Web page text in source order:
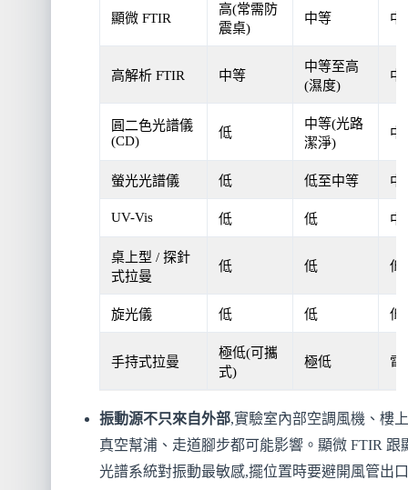
顯微 FTIR
高(常需防
震桌)
中等 中
高解析 FTIR 中等
中等至高
(濕度)
中
圓二色光譜儀
(CD)
低
中等(光路
潔淨)
中
螢光光譜儀 低 低至中等 中
UV-Vis 低 低 中
桌上型 / 探針
式拉曼
低 低 低
旋光儀 低 低 低
手持式拉曼
極低(可攜
式)
極低 電
振動源不只來自外部,實驗室內部空調風機、樓
真空幫浦、走道腳步都可能影響。顯微 FTIR 跟
光譜系統對振動最敏感,擺位置時要避開風管出